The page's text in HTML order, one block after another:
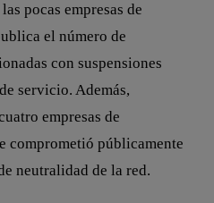
pocas empresas de
el número de
con suspensiones
servicio. Además,
empresas de
comprometió públicamente
neutralidad de la red.